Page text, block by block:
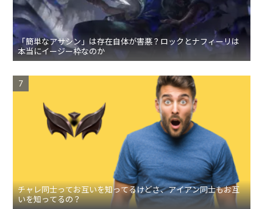
「簡単なアサシン」は存在自体が害悪？ロックとナフィーリは
本当にイージー枠なのか
チャレ同士ってお互いを知ってるけどさ、アイアン同士もお互
いを知ってるの？